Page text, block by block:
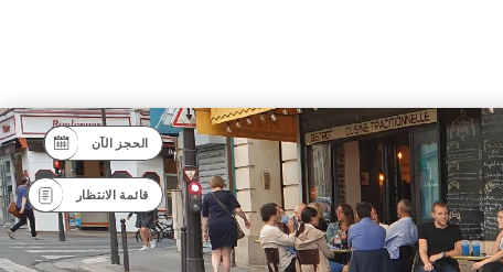
الحجز الآن
قائمة الانتظار